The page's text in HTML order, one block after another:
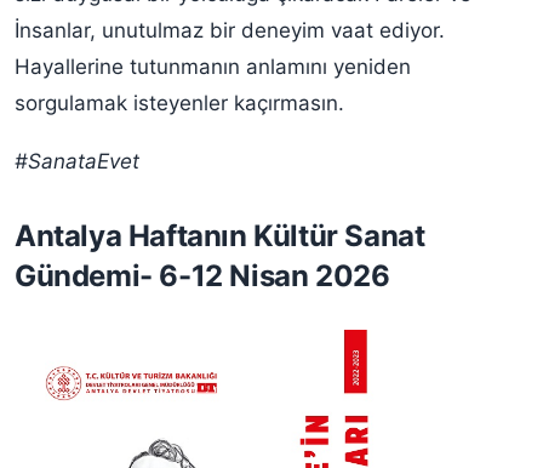
İnsanlar, unutulmaz bir deneyim vaat ediyor.
Hayallerine tutunmanın anlamını yeniden
sorgulamak isteyenler kaçırmasın.
#SanataEvet
Antalya Haftanın Kültür Sanat
Gündemi- 6-12 Nisan 2026